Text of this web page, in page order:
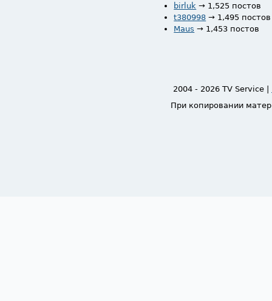
birluk → 1,525 постов
t380998 → 1,495 постов
Maus → 1,453 постов
2004 - 2026 TV Service |
При копировании